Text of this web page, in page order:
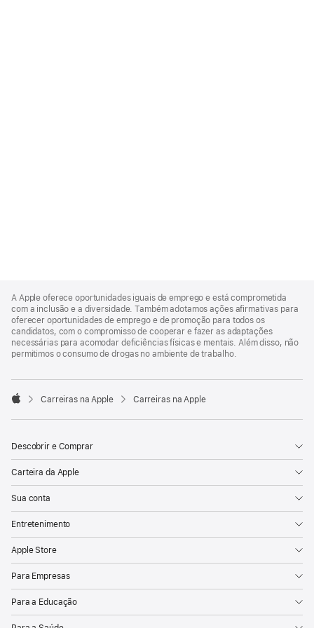
Footer
A Apple oferece oportunidades iguais de emprego e está comprometida
com a inclusão e a diversidade. Também adotamos ações afirmativas para
oferecer oportunidades de emprego e de promoção para todos os
candidatos, com o compromisso de cooperar e fazer as adaptações
necessárias para acomodar deficiências físicas e mentais. Além disso, não
permitimos o consumo de drogas no ambiente de trabalho.

Carreiras na Apple Carreiras na Apple
Descobrir e Comprar
Carteira da Apple
Sua conta
Entretenimento
Apple Store
Para Empresas
Para a Educação